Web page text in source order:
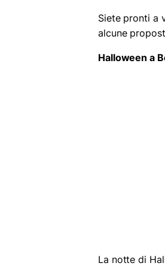
Siete pronti a
alcune
Halloween a
La notte di